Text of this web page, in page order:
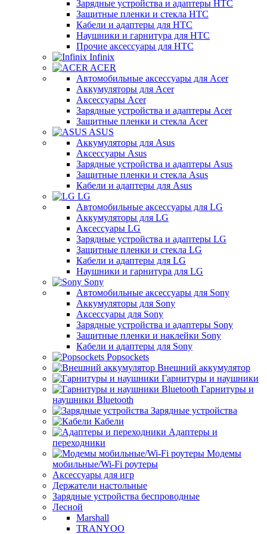
Зарядные устройства и адаптеры HTC
Защитные пленки и стекла HTC
Кабели и адаптеры для HTC
Наушники и гарнитура для HTC
Прочие аксессуары для HTC
Infinix
ACER
Автомобильные аксессуары для Acer
Аккумуляторы для Acer
Аксессуары Acer
Зарядные устройства и адаптеры Acer
Защитные пленки и стекла Acer
ASUS
Аккумуляторы для Asus
Аксессуары Asus
Зарядные устройства и адаптеры Asus
Защитные пленки и стекла Asus
Кабели и адаптеры для Asus
LG
Автомобильные аксессуары для LG
Аккумуляторы для LG
Аксессуары LG
Зарядные устройства и адаптеры LG
Защитные пленки и стекла LG
Кабели и адаптеры для LG
Наушники и гарнитура для LG
Sony
Автомобильные аксессуары для Sony
Аккумуляторы для Sony
Аксессуары для Sony
Зарядные устройства и адаптеры Sony
Защитные пленки и наклейки Sony
Кабели и адаптеры для Sony
Popsockets
Внешний аккумулятор
Гарнитуры и наушники
Гарнитуры и
наушники Bluetooth
Зарядные устройства
Кабели
Адаптеры и
переходники
Модемы
мобильные/Wi-Fi роутеры
Аксессуары для игр
Держатели настольные
Зарядные устройства беспроводные
Лесной
Marshall
TRANYOO